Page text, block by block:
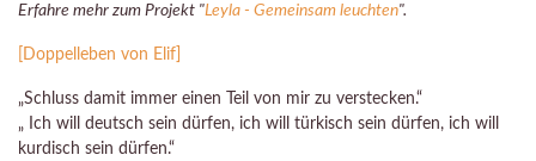
Erfahre mehr zum Projekt "Leyla - Gemeinsam leuchten".
[Doppelleben von Elif]
„Schluss damit immer einen Teil von mir zu verstecken.“
„ Ich will deutsch sein dürfen, ich will türkisch sein dürfen, ich will
kurdisch sein dürfen.“